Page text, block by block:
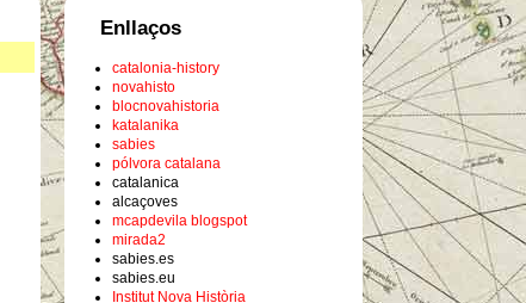
Enllaços
catalonia-history
novahisto
blocnovahistoria
katalanika
sabies
pólvora catalana
catalanica
alcaçoves
mcapdevila blogspot
mirada2
sabies.es
sabies.eu
Institut Nova Història